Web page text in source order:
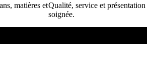
matières etQualité, service et présentation
soignée.